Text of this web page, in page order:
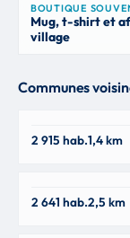
BOUTIQUE
Mug, t-shirt et
village
Communes
03200
2 915 hab.1,4 km
03270
2 641 hab.2,5 km